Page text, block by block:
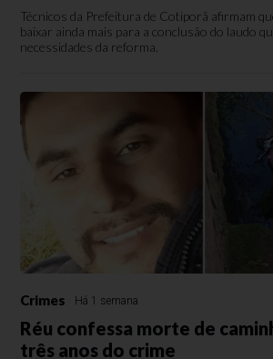
Técnicos da Prefeitura de Cotiporã afirmam
baixar ainda mais para a conclusão do laudo
necessidades da reforma.
Crimes Há 1 semana
Réu confessa morte de
três anos do crime